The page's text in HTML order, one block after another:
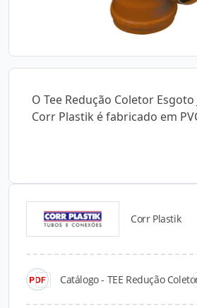
O Tee Redução Coletor Esgoto
Corr Plastik é fabricado em
Corr Plastik
Catálogo - TEE Redução
Catálogos para